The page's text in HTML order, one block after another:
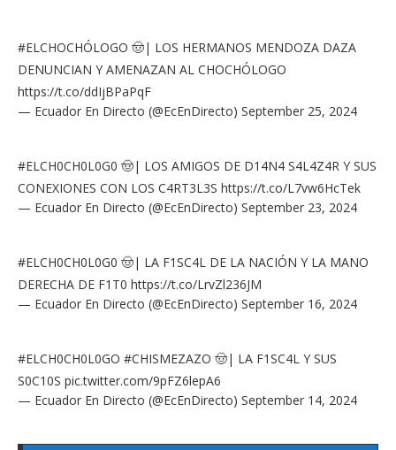
#ELCHOCHÓLOGO 🤠| LOS HERMANOS MENDOZA DAZA
DENUNCIAN Y AMENAZAN AL CHOCHÓLOGO
https://t.co/ddIjBPaPqF
— Ecuador En Directo (@EcEnDirecto) September 25, 2024
#ELCH0CH0L0G0 🤠| LOS AMIGOS DE D14N4 S4L4Z4R Y SUS
CONEXIONES CON LOS C4RT3L3S https://t.co/L7vw6HcTek
— Ecuador En Directo (@EcEnDirecto) September 23, 2024
#ELCH0CH0L0G0 🤠| LA F1SC4L DE LA NACIÓN Y LA MANO
DERECHA DE F1T0 https://t.co/LrvZl236JM
— Ecuador En Directo (@EcEnDirecto) September 16, 2024
#ELCH0CH0L0GO #CHISMEZAZO 🤠| LA F1SC4L Y SUS
S0C10S pic.twitter.com/9pFZ6lepA6
— Ecuador En Directo (@EcEnDirecto) September 14, 2024